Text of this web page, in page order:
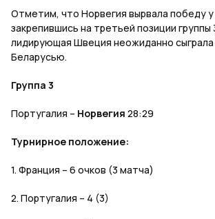
Отметим, что Норвегия вырвала победу у
закрепившись на третьей позиции группы
лидирующая Швеция неожиданно
Беларусью.
Группа 3
Португалия – Норвегия 28:29
Турнирное положение:
1. Франция – 6 очков (3 матча)
2. Португалия – 4 (3)